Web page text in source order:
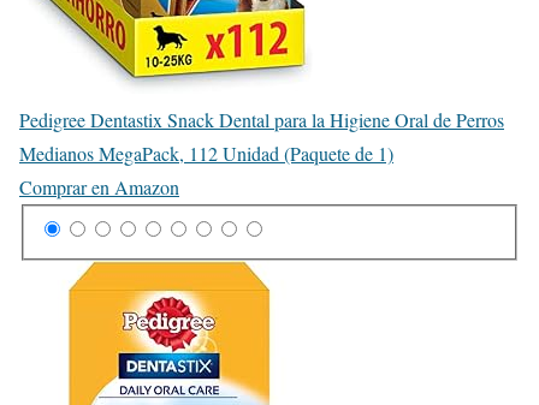
Pedigree Dentastix Snack Dental para la Higiene Oral de Perros
Medianos MegaPack, 112 Unidad (Paquete de 1)
Comprar en Amazon